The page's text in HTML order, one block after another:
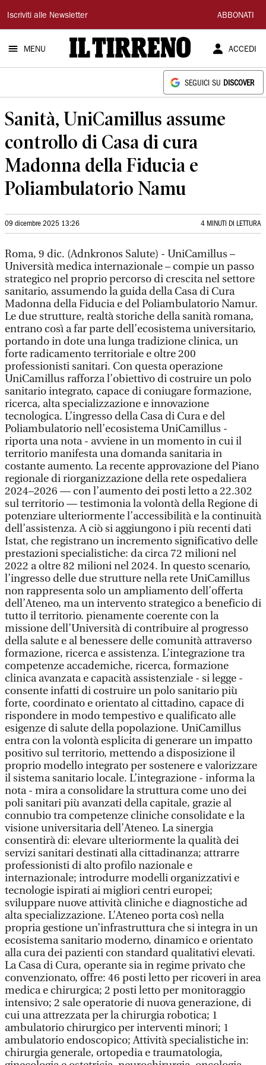
Il
Tirreno
Iscriviti alle Newsletter ABBONATI
MENU ACCEDI
SEGUICI SU DISCOVER
Sanità, UniCamillus assume
controllo di Casa di cura
Madonna della Fiducia e
Poliambulatorio Namu
09 dicembre 2025 13:26 4 MINUTI DI LETTURA
Roma, 9 dic. (Adnkronos Salute) - UniCamillus –
Università medica internazionale – compie un passo
strategico nel proprio percorso di crescita nel settore
sanitario, assumendo la guida della Casa di Cura
Madonna della Fiducia e del Poliambulatorio Namur.
Le due strutture, realtà storiche della sanità romana,
entrano così a far parte dell’ecosistema universitario,
portando in dote una lunga tradizione clinica, un
forte radicamento territoriale e oltre 200
professionisti sanitari. Con questa operazione
UniCamillus rafforza l’obiettivo di costruire un polo
sanitario integrato, capace di coniugare formazione,
ricerca, alta specializzazione e innovazione
tecnologica. L’ingresso della Casa di Cura e del
Poliambulatorio nell’ecosistema UniCamillus -
riporta una nota - avviene in un momento in cui il
territorio manifesta una domanda sanitaria in
costante aumento. La recente approvazione del Piano
regionale di riorganizzazione della rete ospedaliera
2024–2026 — con l’aumento dei posti letto a 22.302
sul territorio — testimonia la volontà della Regione di
potenziare ulteriormente l’accessibilità e la continuità
dell’assistenza. A ciò si aggiungono i più recenti dati
Istat, che registrano un incremento significativo delle
prestazioni specialistiche: da circa 72 milioni nel
2022 a oltre 82 milioni nel 2024. In questo scenario,
l’ingresso delle due strutture nella rete UniCamillus
non rappresenta solo un ampliamento dell’offerta
dell’Ateneo, ma un intervento strategico a beneficio di
tutto il territorio. pienamente coerente con la
missione dell’Università di contribuire al progresso
della salute e al benessere delle comunità attraverso
formazione, ricerca e assistenza. L’integrazione tra
competenze accademiche, ricerca, formazione
clinica avanzata e capacità assistenziale - si legge -
consente infatti di costruire un polo sanitario più
forte, coordinato e orientato al cittadino, capace di
rispondere in modo tempestivo e qualificato alle
esigenze di salute della popolazione. UniCamillus
entra con la volontà esplicita di generare un impatto
positivo sul territorio, mettendo a disposizione il
proprio modello integrato per sostenere e valorizzare
il sistema sanitario locale. L’integrazione - informa la
nota - mira a consolidare la struttura come uno dei
poli sanitari più avanzati della capitale, grazie al
connubio tra competenze cliniche consolidate e la
visione universitaria dell’Ateneo. La sinergia
consentirà di: elevare ulteriormente la qualità dei
servizi sanitari destinati alla cittadinanza; attrarre
professionisti di alto profilo nazionale e
internazionale; introdurre modelli organizzativi e
tecnologie ispirati ai migliori centri europei;
sviluppare nuove attività cliniche e diagnostiche ad
alta specializzazione. L’Ateneo porta così nella
propria gestione un’infrastruttura che si integra in un
ecosistema sanitario moderno, dinamico e orientato
alla cura dei pazienti con standard qualitativi elevati.
La Casa di Cura, operante sia in regime privato che
convenzionato, offre: 46 posti letto per ricoveri in area
medica e chirurgica; 2 posti letto per monitoraggio
intensivo; 2 sale operatorie di nuova generazione, di
cui una attrezzata per la chirurgia robotica; 1
ambulatorio chirurgico per interventi minori; 1
ambulatorio endoscopico; Attività specialistiche in:
chirurgia generale, ortopedia e traumatologia,